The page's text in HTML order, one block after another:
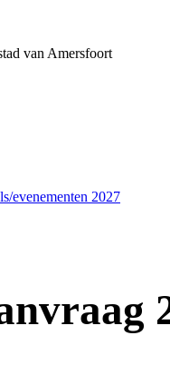
van Amersfoort
evenementen 2027